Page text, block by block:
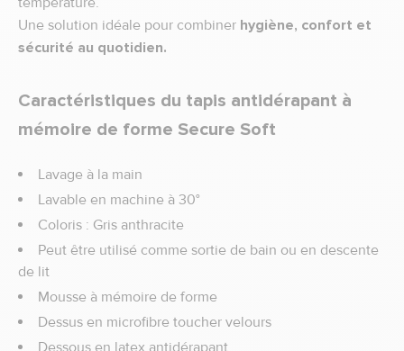
Une solution idéale pour combiner hygiène, confort et
sécurité au quotidien.
Caractéristiques du tapis antidérapant à
mémoire de forme Secure Soft
Lavage à la main
Lavable en machine à 30°
Coloris : Gris anthracite
Peut être utilisé comme sortie de bain ou en descente
de lit
Mousse à mémoire de forme
Dessus en microfibre toucher velours
Dessous en latex antidérapant